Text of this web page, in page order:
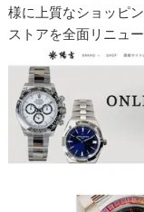
様に上質なショッピ
ストアを全面リニュ